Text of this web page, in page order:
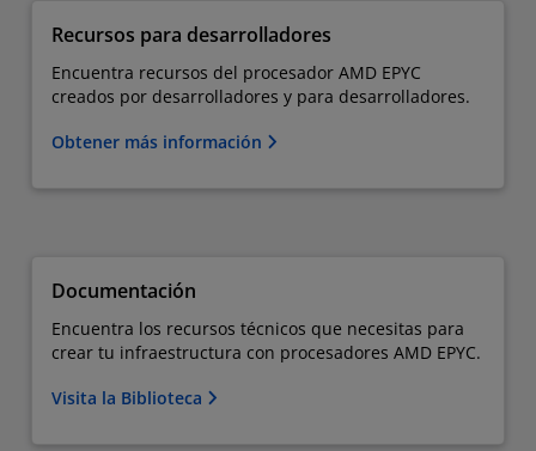
Recursos para desarrolladores
Encuentra recursos del procesador AMD EPYC
creados por desarrolladores y para desarrolladores.
Obtener más información
Documentación
Encuentra los recursos técnicos que necesitas para
crear tu infraestructura con procesadores AMD EPYC.
Visita la Biblioteca